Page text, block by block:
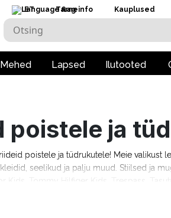
ET Tarneinfo Kauplused
Mehed Lapsed Ilutooted
poistele ja
poistele ja tüdrukutele! Meie valikust
seelikud ja palju muud. Stiilsed ja